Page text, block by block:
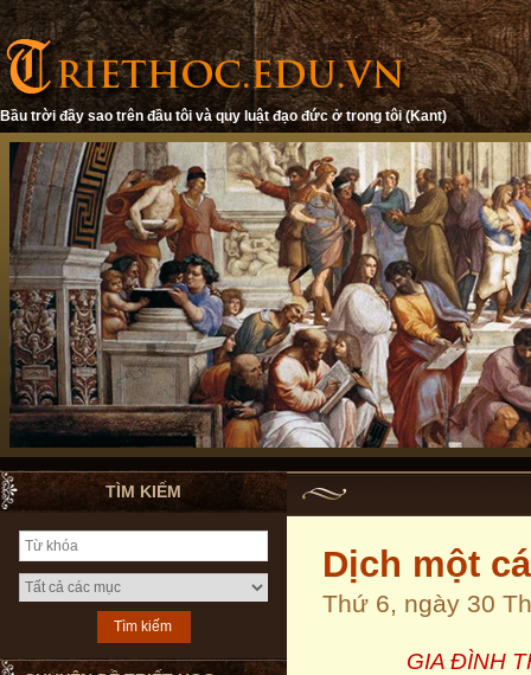
Bầu trời đầy sao trên đầu tôi và quy luật đạo đức ở trong tôi (Kant)
TÌM KIẾM
Dịch một
Thứ 6, ngày 30
GIA ĐÌNH